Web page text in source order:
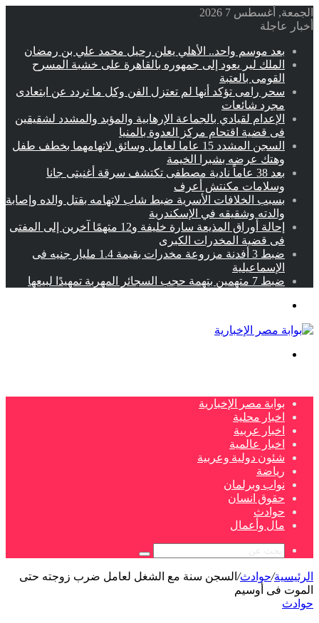
الجمعة, أغسطس 7 2026
أخبار عاجلة
بعد موسم واحد.. الأهلي يعلن رحيل محمد علي بن رمضان
الملك لير يعود إلى جمهوره بالقاهرة على خشبة المسرح
القومى بالعتبة
سحر رامى تؤكد أنها لم تعتزل الفن وكل ما تردد عن ابتعادى
مجرد شائعات
الإعدام لقيادي بالجماعة الإرهابية والمؤبد والمشدد لشقيقين
فى قضية اقتحام مركز العدوة بالمنيا
السجن المشدد 15 عاما لعامل وسائق لاتهامهما بخطف طفل
وهتك عرضه بشبرا الخيمة
بعد 38 عاماً نادية مصطفى تكتشف سرقة أغنيتى جانا
وسلامات مكنتش أعرف
بسبب الخلافات الأسرية ضبط شاب لاتهامه بقتل والده وإصابة
والدته وشقيقه في الإسكندرية
إحالة أوراق المذيعة سارة خليفة و12 متهمًا آخرين إلى المفتى
فى قضية المخدرات الكبرى
ضبط 3 أفدنة مزروعة مخدرات بقيمة 1.4 مليار جنيه فى
الإسماعيلية
ضبط 7 متهمين بتهمة حجب السجائر المهربة تمهيدًا لبيعها
بوابة مصر الإخبارية
اخبار محلية
اخبار عربية
اخبار عالمية
شئون دولية وعربية
رياضة
نواب وبرلمان
حقوق انسان
حوادث
مال وأعمال
بحث
عن
الرئيسية/حوادث/ السجن سنة مع الشغل لعامل ضرب زوجته حتى
الموت فى أوسيم
حوادث